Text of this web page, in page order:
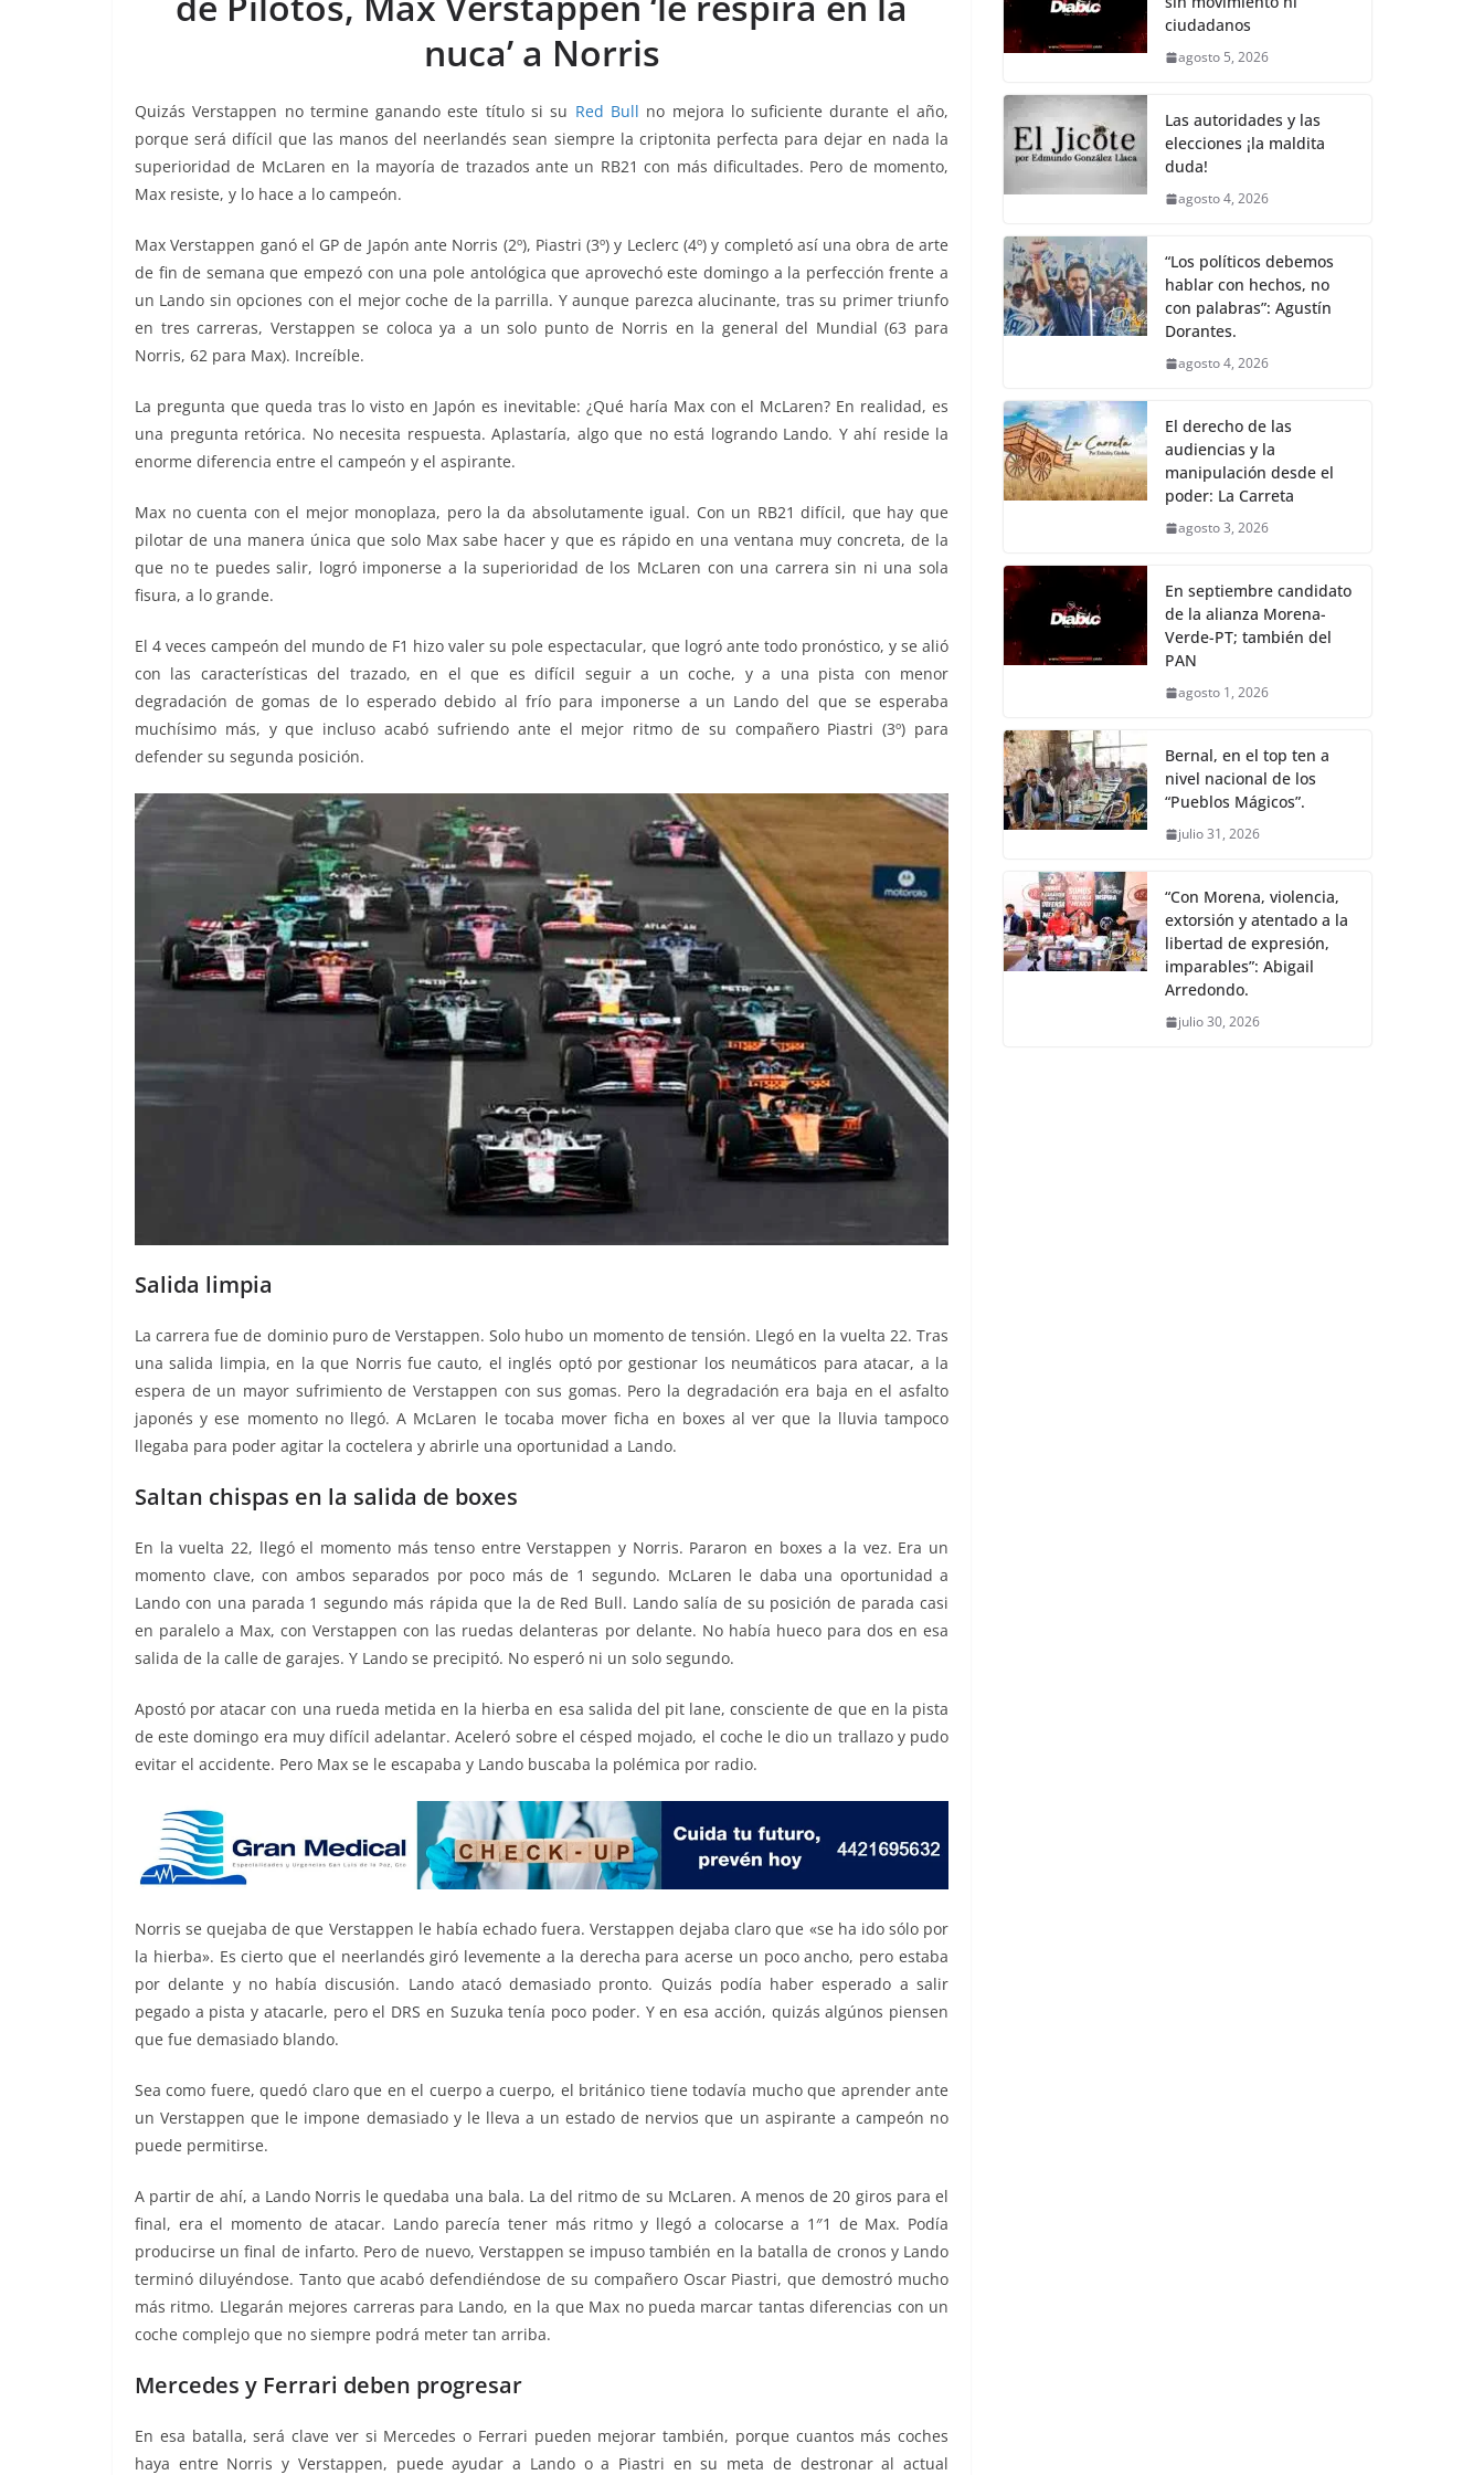
o
k
p n m
nuca’ a Norris
Quizás Verstappen no termine ganando este título si su Red Bull no mejora lo suficiente durante el año,
porque será difícil que las manos del neerlandés sean siempre la criptonita perfecta para dejar en nada la
superioridad de McLaren en la mayoría de trazados ante un RB21 con más dificultades. Pero de momento,
Max resiste, y lo hace a lo campeón.
Max Verstappen ganó el GP de Japón ante Norris (2º), Piastri (3º) y Leclerc (4º) y completó así una obra de arte
de fin de semana que empezó con una pole antológica que aprovechó este domingo a la perfección frente a
un Lando sin opciones con el mejor coche de la parrilla. Y aunque parezca alucinante, tras su primer triunfo
en tres carreras, Verstappen se coloca ya a un solo punto de Norris en la general del Mundial (63 para
Norris, 62 para Max). Increíble.
La pregunta que queda tras lo visto en Japón es inevitable: ¿Qué haría Max con el McLaren? En realidad, es
una pregunta retórica. No necesita respuesta. Aplastaría, algo que no está logrando Lando. Y ahí reside la
enorme diferencia entre el campeón y el aspirante.
Max no cuenta con el mejor monoplaza, pero la da absolutamente igual. Con un RB21 difícil, que hay que
pilotar de una manera única que solo Max sabe hacer y que es rápido en una ventana muy concreta, de la
que no te puedes salir, logró imponerse a la superioridad de los McLaren con una carrera sin ni una sola
fisura, a lo grande.
El 4 veces campeón del mundo de F1 hizo valer su pole espectacular, que logró ante todo pronóstico, y se alió
con las características del trazado, en el que es difícil seguir a un coche, y a una pista con menor
degradación de gomas de lo esperado debido al frío para imponerse a un Lando del que se esperaba
muchísimo más, y que incluso acabó sufriendo ante el mejor ritmo de su compañero Piastri (3º) para
defender su segunda posición.
Salida limpia
La carrera fue de dominio puro de Verstappen. Solo hubo un momento de tensión. Llegó en la vuelta 22. Tras
una salida limpia, en la que Norris fue cauto, el inglés optó por gestionar los neumáticos para atacar, a la
espera de un mayor sufrimiento de Verstappen con sus gomas. Pero la degradación era baja en el asfalto
japonés y ese momento no llegó. A McLaren le tocaba mover ficha en boxes al ver que la lluvia tampoco
llegaba para poder agitar la coctelera y abrirle una oportunidad a Lando.
Saltan chispas en la salida de boxes
En la vuelta 22, llegó el momento más tenso entre Verstappen y Norris. Pararon en boxes a la vez. Era un
momento clave, con ambos separados por poco más de 1 segundo. McLaren le daba una oportunidad a
Lando con una parada 1 segundo más rápida que la de Red Bull. Lando salía de su posición de parada casi
en paralelo a Max, con Verstappen con las ruedas delanteras por delante. No había hueco para dos en esa
salida de la calle de garajes. Y Lando se precipitó. No esperó ni un solo segundo.
Apostó por atacar con una rueda metida en la hierba en esa salida del pit lane, consciente de que en la pista
de este domingo era muy difícil adelantar. Aceleró sobre el césped mojado, el coche le dio un trallazo y pudo
evitar el accidente. Pero Max se le escapaba y Lando buscaba la polémica por radio.
Norris se quejaba de que Verstappen le había echado fuera. Verstappen dejaba claro que «se ha ido sólo por
la hierba». Es cierto que el neerlandés giró levemente a la derecha para acerse un poco ancho, pero estaba
por delante y no había discusión. Lando atacó demasiado pronto. Quizás podía haber esperado a salir
pegado a pista y atacarle, pero el DRS en Suzuka tenía poco poder. Y en esa acción, quizás algúnos piensen
que fue demasiado blando.
Sea como fuere, quedó claro que en el cuerpo a cuerpo, el británico tiene todavía mucho que aprender ante
un Verstappen que le impone demasiado y le lleva a un estado de nervios que un aspirante a campeón no
puede permitirse.
A partir de ahí, a Lando Norris le quedaba una bala. La del ritmo de su McLaren. A menos de 20 giros para el
final, era el momento de atacar. Lando parecía tener más ritmo y llegó a colocarse a 1″1 de Max. Podía
producirse un final de infarto. Pero de nuevo, Verstappen se impuso también en la batalla de cronos y Lando
terminó diluyéndose. Tanto que acabó defendiéndose de su compañero Oscar Piastri, que demostró mucho
más ritmo. Llegarán mejores carreras para Lando, en la que Max no pueda marcar tantas diferencias con un
coche complejo que no siempre podrá meter tan arriba.
Mercedes y Ferrari deben progresar
En esa batalla, será clave ver si Mercedes o Ferrari pueden mejorar también, porque cuantos más coches
haya entre Norris y Verstappen, puede ayudar a Lando o a Piastri en su meta de destronar al actual
b
o
o
k
A
p
Li
n
a
ciudadanos
agosto 5, 2026
Las autoridades y las
elecciones ¡la maldita
duda!
agosto 4, 2026
“Los políticos debemos
hablar con hechos, no
con palabras”: Agustín
Dorantes.
agosto 4, 2026
El derecho de las
audiencias y la
manipulación desde el
poder: La Carreta
agosto 3, 2026
En septiembre candidato
de la alianza Morena-
Verde-PT; también del
PAN
agosto 1, 2026
Bernal, en el top ten a
nivel nacional de los
“Pueblos Mágicos”.
julio 31, 2026
“Con Morena, violencia,
extorsión y atentado a la
libertad de expresión,
imparables”: Abigail
Arredondo.
julio 30, 2026